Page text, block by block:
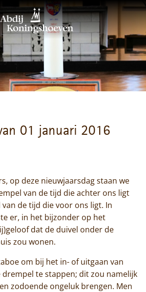
01 januari 2016
op deze nieuwjaarsdag staan we
van de tijd die achter ons ligt
de tijd die voor ons ligt. In
er, in het bijzonder op het
dat de duivel onder de
zou wonen.
om bij het in- of uitgaan van
drempel te stappen; dit zou namelijk
zodoende ongeluk brengen. Men